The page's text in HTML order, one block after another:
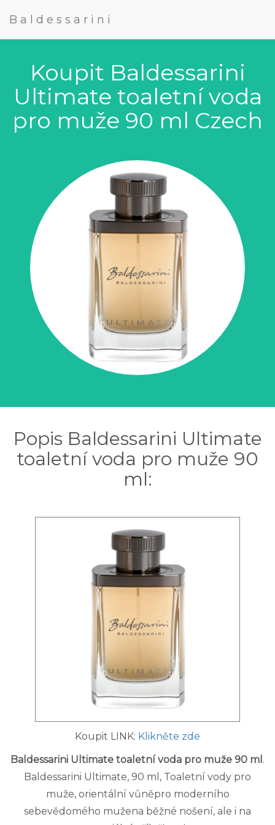
Baldessarini
Koupit Baldessarini
Ultimate toaletní voda
pro muže 90 ml Czech
Popis Baldessarini Ultimate
toaletní voda pro muže 90
ml:
Koupit LINK: Klikněte zde
Baldessarini Ultimate toaletní voda pro muže 90 ml .
Baldessarini Ultimate, 90 ml, Toaletní vody pro
muže, orientální vůněpro moderního
sebevědomého mužena běžné nošení, ale i na